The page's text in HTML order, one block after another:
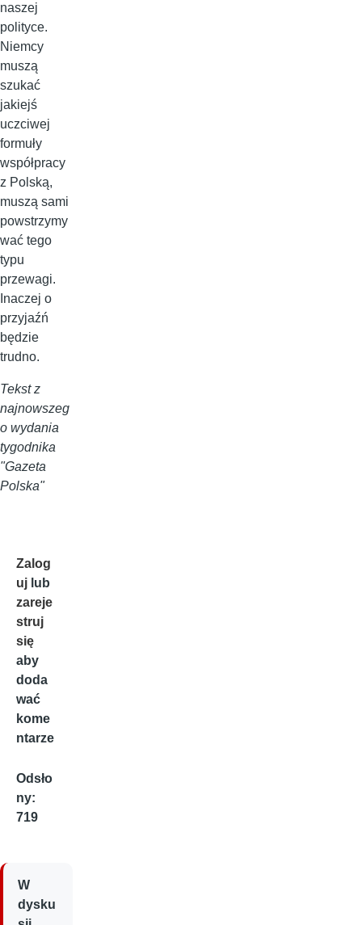
naszej
polityce.
Niemcy
muszą
szukać
jakiejś
uczciwej
formuły
współpracy
z Polską,
muszą sami
powstrzymy
wać tego
typu
przewagi.
Inaczej o
przyjaźń
będzie
trudno.
Tekst z
najnowszeg
o wydania
tygodnika
"Gazeta
Polska"
Zalog
uj lub
zareje
struj
się
aby
doda
wać
kome
ntarze
Odsło
ny:
719
W
dysku